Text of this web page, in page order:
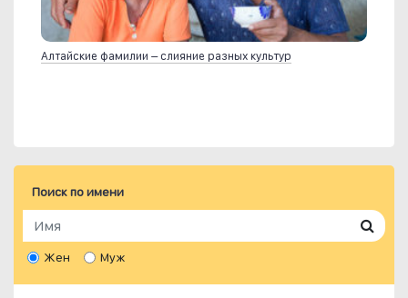
Алтайские фамилии – слияние разных культур
Поиск по имени
Жен Муж